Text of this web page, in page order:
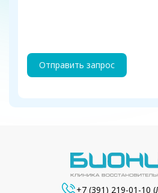
Отправить запрос
+7 (391) 219-01-10